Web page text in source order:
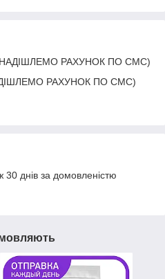
( НАДІШЛЕМО РАХУНОК ПО СМС)
РАХУНОК ПО СМС)
днів за домовленістю